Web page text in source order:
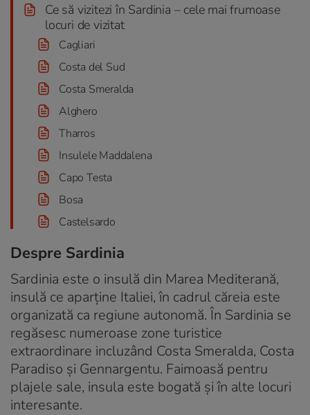
Ce să vizitezi în Sardinia – cele mai frumoase
locuri de vizitat
Cagliari
Costa del Sud
Costa Smeralda
Alghero
Tharros
Insulele Maddalena
Capo Testa
Bosa
Castelsardo
Despre Sardinia
Sardinia este o insulă din Marea Mediterană,
insulă ce aparține Italiei, în cadrul căreia este
organizată ca regiune autonomă. În Sardinia se
regăsesc numeroase zone turistice
extraordinare incluzând Costa Smeralda, Costa
Paradiso și Gennargentu. Faimoasă pentru
plajele sale, insula este bogată și în alte locuri
interesante.